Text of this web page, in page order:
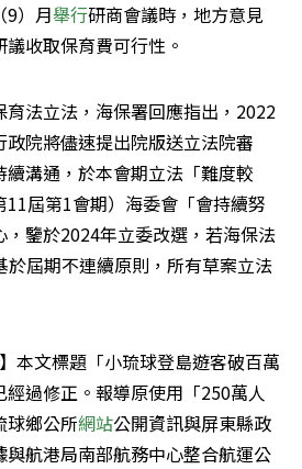
9）月舉行研商會議時，地方意見
收取保育費可行性。
法立法，海保署回應指出，2022
院將儘速提出院版送立法院審
溝通，於本會期立法「難度較
屆第1會期）海委會「會持續努
鑒於2024年立委改選，若海保法
於屆期不連續原則，所有草案立法
本文標題「小琉球登島遊客破百萬
過修正。報導原使用「250萬人
球鄉公所網站公開資訊與屏東縣政
與航港局南部航務中心整合航運公